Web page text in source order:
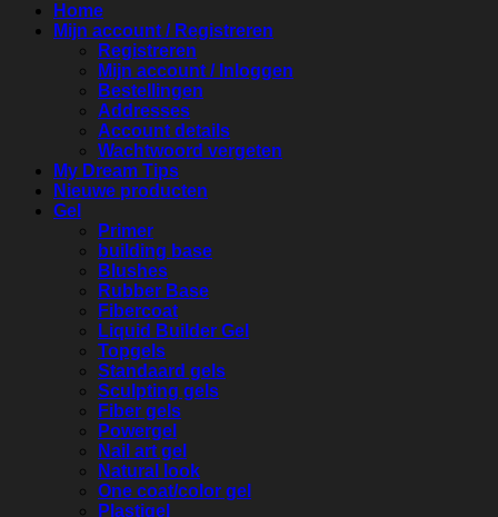
Home
Mijn account / Registreren
Registreren
Mijn account / Inloggen
Bestellingen
Addresses
Account details
Wachtwoord vergeten
My Dream Tips
Nieuwe producten
Gel
Primer
building base
Blushes
Rubber Base
Fibercoat
Liquid Builder Gel
Topgels
Standaard gels
Sculpting gels
Fiber gels
Powergel
Nail art gel
Natural look
One coat/color gel
Plastigel